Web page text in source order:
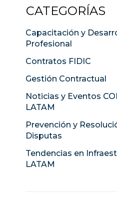
CATEGORÍAS
Capacitación y
Profesional
Contratos FIDIC
Gestión Contractual
Noticias y Eventos
LATAM
Prevención y
Disputas
Tendencias en
LATAM